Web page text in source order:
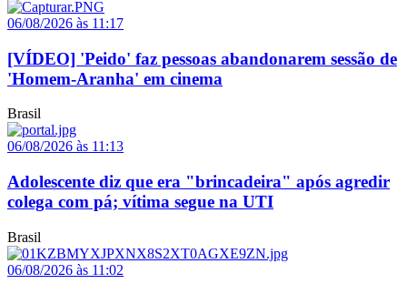
06/08/2026 às 11:17
[VÍDEO] 'Peido' faz pessoas abandonarem sessão de
'Homem-Aranha' em cinema
Brasil
06/08/2026 às 11:13
Adolescente diz que era "brincadeira" após agredir
colega com pá; vítima segue na UTI
Brasil
06/08/2026 às 11:02